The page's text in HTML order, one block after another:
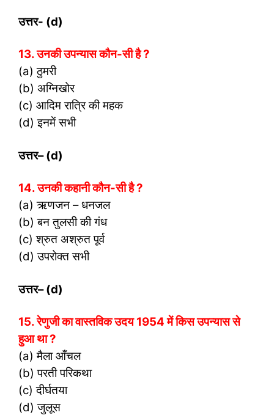
उत्तर- (d)
13. उनकी उपन्यास कौन-सी है ?
(a) ठुमरी
(b) अग्निखोर
(c) आदिम रात्रि की महक
(d) इनमें सभी
उत्तर– (d)
14. उनकी कहानी कौन-सी है ?
(a) ऋणजन – धनजल
(b) बन तुलसी की गंध
(c) श्रुत अश्रुत पूर्व
(d) उपरोक्त सभी
उत्तर– (d)
15. रेणुजी का वास्तविक उदय 1954 में किस उपन्यास से
हुआ था ?
(a) मैला आँचल
(b) परती परिकथा
(c) दीर्घतया
(d) जुलूस